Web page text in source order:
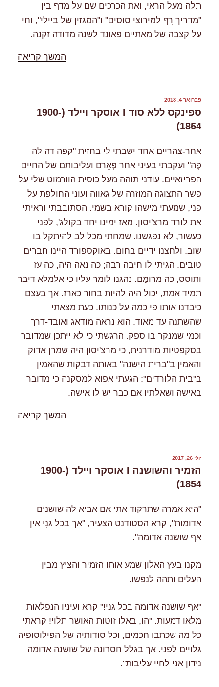
תלה מעל הראי, ואת הכרכים שם על מדף בין
"מדריך רָף למירוצי סוסים" ו"המגזין של בּיילי", וחי
על קצבה של מאתיים פאונד לשנה מדודה זקנה.
המשך קריאה
פורסם
פברואר 4, 2018
ספינקס ללא סוד I אוסקר ויילד (1900-
1854)
אחר-צהריים אחד ישבתי לי בחזית "קפה דה לה
פֶּה" ועקבתי בעיני אחר פְּאֵרם ועליבותם של החיים
הפריזאיים. עודני תוהה מעל כוסית הוורמוט שלי על
פשר התצוגה המוזרה של גאווה ועוני החולפת על
פני, שמעתי מישהו קורא בשמי. הסתובבתי וראיתי
את לורד מרצ'יסון. מאז ימינו יחד בקולג', לפני
כעשור, לא נפגשנו. שמחתי מכל לב להיתקל בו
שוב, ולחצנו ידיים בחום. באוקספורד היינו חברים
טובים. הגיתי לו חיבה רבה; כה נאה היה, כה עז
ותוסס, כה מרומָם. נהגנו לומר עליו כי אלמלא דיבר
תמיד אמת, יכול היה להיות בחור כארז. אך בעצם
כיבדנו אותו פי כמה על כנותו. כעת מצאתי
שהשתנה עד מאוד. הוא נראה מודאג ואובד-דרך
וכמי שמנקר בו ספק. הרגשתי כי לא ייתכן שמדובר
בסקפטיות מודרנית, כי מרצ'יסון היה שמרן אדוק
והאמין ב"ברית הישנה" באותה דבקות שהאמין
ב"בית הלורדים"; הגעתי אפוא למסקנה כי מדובר
באישה ושאלתיו אם כבר יש לו אישה.
המשך קריאה
פורסם
יולי 26, 2017
הזמיר והשושנה I אוסקר ויילד (1900-
1854)
"היא אמרה שתרקוד אתי אם אביא לה שושנים
אדומות", קרא הסטודנט הצעיר, "אך בכל גנִי אין
אף שושנה אדומה".
מקִנו בעץ האלון שמע אותו הזמיר והציץ מבין
העלים ותהה לנפשו.
"אף שושנה אדומה בכל גני!" קרא ועיניו הנפלאות
מלאו דמעות. "הו, באלו זוטות האושר תלוי! קראתי
כל מה שכתבו חכמים, וכל סודותיה של הפילוסופיה
גלויים לפני. אך בגלל חסרונה של שושנה אדומה
נידון אני לחיי עליבות".